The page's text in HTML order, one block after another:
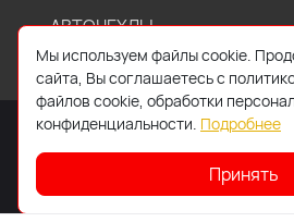
АВТОЧЕХЛЫ
2026 © Все права защищены.
Мы используем файлы cookie.
сайта, Вы соглашаетесь с
файлов cookie, обработки
конфиденциальности. Подробнее
Принять